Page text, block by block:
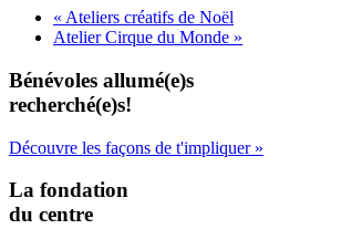
« Ateliers créatifs de Noël
Atelier Cirque du Monde »
Bénévoles allumé(e)s
recherché(e)s!
Découvre les façons de t'impliquer »
La fondation
du centre